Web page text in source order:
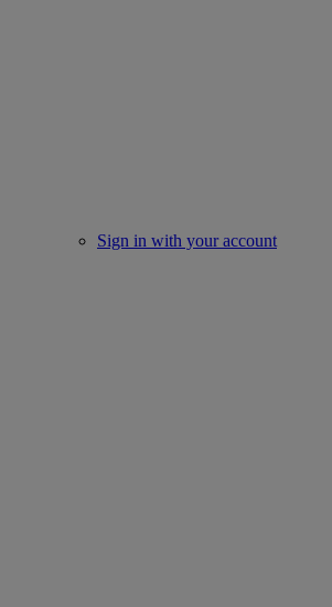
Sign in with your account